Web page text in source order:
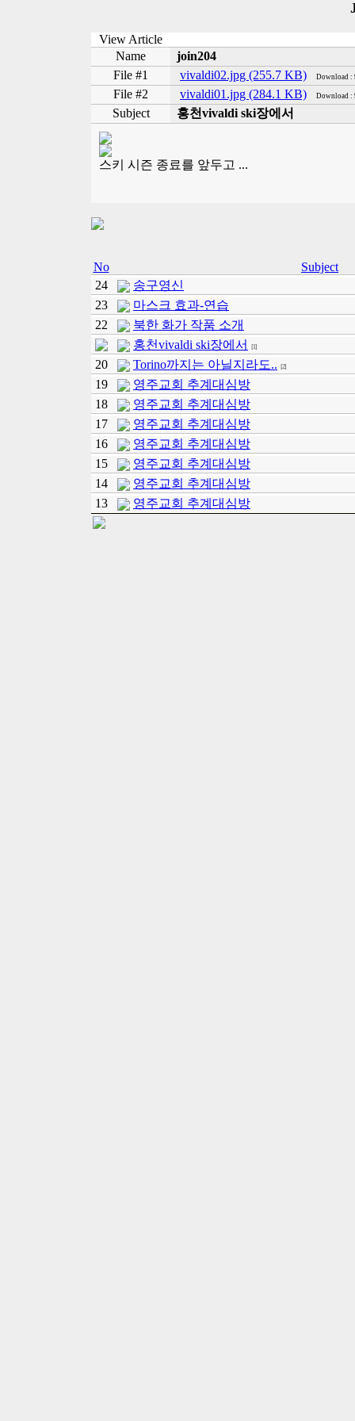
View Article
Name
join204
File #1
vivaldi02.jpg (255.7 KB) Download :
File #2 vivaldi01.jpg (284.1 KB) Download :
Subject 홍천vivaldi ski장에서
스키 시즌 종료를 앞두고 ...
No
Subject
24
송구영신
23
마스크 효과-연습
22
북한 화가 작품 소개
홍천vivaldi ski장에서
[1]
20 Torino까지는 아닐지라도.. [2]
19
영주교회 추계대심방
18
영주교회 추계대심방
17
영주교회 추계대심방
16
영주교회 추계대심방
15
영주교회 추계대심방
14
영주교회 추계대심방
13
영주교회 추계대심방